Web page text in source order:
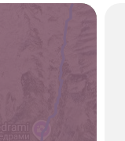
середины июля